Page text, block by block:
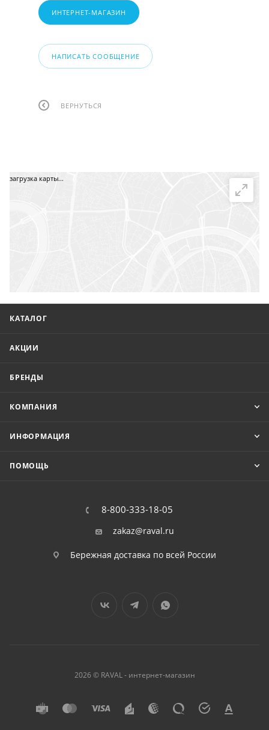
ИНТЕРНЕТ-МАГАЗИН
НАПИСАТЬ СООБЩЕНИЕ
ВЕРНУТЬСЯ
загрузка карты...
КАТАЛОГ
АКЦИИ
БРЕНДЫ
КОМПАНИЯ
ИНФОРМАЦИЯ
ПОМОЩЬ
8-800-333-18-05
zakaz@raval.ru
Бережная доставка по всей России
2026 © RAVAL - интернет-магазин